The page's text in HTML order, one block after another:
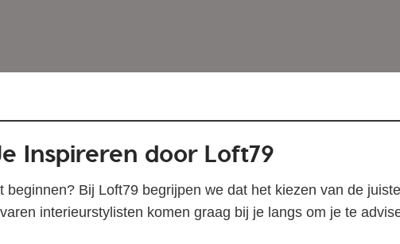
Inspireren door Loft79
Bij Loft79 begrijpen we dat het kiezen van de
interieurstylisten komen graag bij je langs om je te